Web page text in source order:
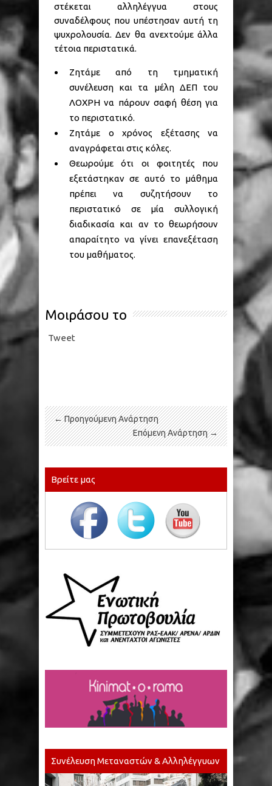
στέκεται αλληλέγγυα στους
συναδέλφους που υπέστησαν αυτή τη
ψυχρολουσία. Δεν θα ανεχτούμε άλλα
τέτοια περιστατικά.
Ζητάμε από τη τμηματική
συνέλευση και τα μέλη ΔΕΠ του
ΛΟΧΡΗ να πάρουν σαφή θέση για
το περιστατικό.
Ζητάμε ο χρόνος εξέτασης να
αναγράφεται στις κόλες.
Θεωρούμε ότι οι φοιτητές που
εξετάστηκαν σε αυτό το μάθημα
πρέπει να συζητήσουν το
περιστατικό σε μία συλλογική
διαδικασία και αν το θεωρήσουν
απαραίτητο να γίνει επανεξέταση
του μαθήματος.
Μοιράσου το
Tweet
← Προηγούμενη Ανάρτηση
Επόμενη Ανάρτηση →
Βρείτε μας
Συνέλευση Μεταναστών & Αλληλέγγυων